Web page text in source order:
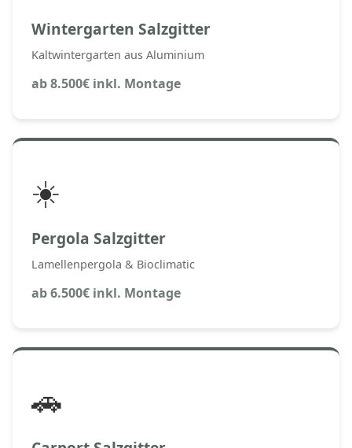
Wintergarten Salzgitter
Kaltwintergarten aus Aluminium
ab 8.500€ inkl. Montage
☀️
Pergola Salzgitter
Lamellenpergola & Bioclimatic
ab 6.500€ inkl. Montage
🚗